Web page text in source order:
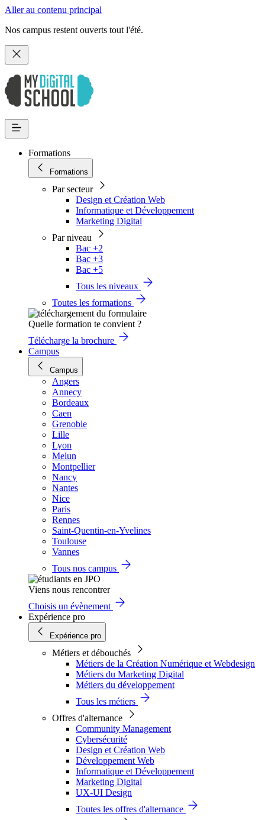
Aller au contenu principal
Nos campus restent ouverts tout l'été.
Formations
Formations
Par secteur
Design et Création Web
Informatique et Développement
Marketing Digital
Par niveau
Bac +2
Bac +3
Bac +5
Tous les niveaux
Toutes les formations
Quelle formation te convient ?
Télécharge la brochure
Campus
Campus
Angers
Annecy
Bordeaux
Caen
Grenoble
Lille
Lyon
Melun
Montpellier
Nancy
Nantes
Nice
Paris
Rennes
Saint-Quentin-en-Yvelines
Toulouse
Vannes
Tous nos campus
Viens nous rencontrer
Choisis un évènement
Expérience pro
Expérience pro
Métiers et débouchés
Métiers de la Création Numérique et Webdesign
Métiers du Marketing Digital
Métiers du développement
Tous les métiers
Offres d'alternance
Community Management
Cybersécurité
Design et Création Web
Développement Web
Informatique et Développement
Marketing Digital
UX-UI Design
Toutes les offres d'alternance